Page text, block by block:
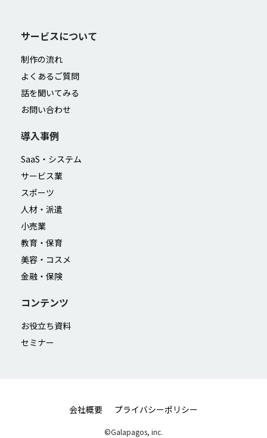
サービスについて
制作の流れ
よくあるご質問
話を聞いてみる
お問い合わせ
導入事例
SaaS・システム
サービス業
スポーツ
人材・派遣
小売業
教育・保育
美容・コスメ
金融・保険
コンテンツ
お役立ち資料
セミナー
会社概要 プライバシーポリシー
©Galapagos, inc.